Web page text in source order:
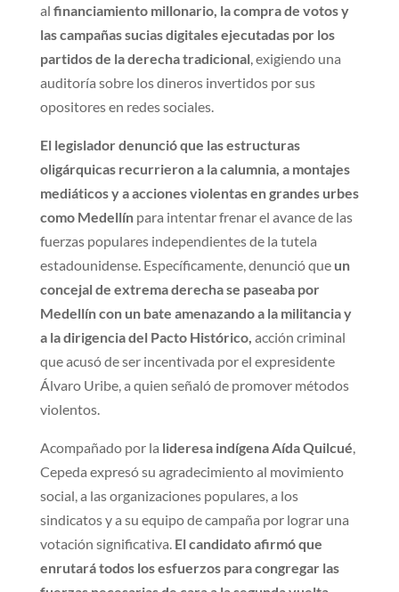
al financiamiento millonario, la compra de votos y
las campañas sucias digitales ejecutadas por los
partidos de la derecha tradicional, exigiendo una
auditoría sobre los dineros invertidos por sus
opositores en redes sociales.
El legislador denunció que las estructuras
oligárquicas recurrieron a la calumnia, a montajes
mediáticos y a acciones violentas en grandes urbes
como Medellínpara intentar frenar el avance de las
fuerzas populares independientes de la tutela
estadounidense. Específicamente, denunció que un
concejal de extrema derecha se paseaba por
Medellín con un bate amenazando a la militancia y
a la dirigencia del Pacto Histórico, acción criminal
que acusó de ser incentivada por el expresidente
Álvaro Uribe, a quien señaló de promover métodos
violentos.
Acompañado por la lideresa indígena Aída Quilcué
Cepeda expresó su agradecimiento al movimiento
social, a las organizaciones populares, a los
sindicatos y a su equipo de campaña por lograr una
votación significativa. El candidato afirmó que
enrutará todos los esfuerzos para congregar las